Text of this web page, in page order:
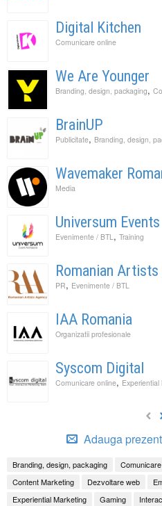
Digital Kitchen
Comunicare online
We Are Younger
Branding, design, packaging,
BrainUP
Publicitate, Branding, design,
Wavemaker
Media
Universum Events
Evenimente / BTL, Training
Romanian Artists
PR, Evenimente / BTL
IAA Romania
Organizatii profesionale
Syscom Digital
Comunicare online, Experiential
Adauga
Branding, design, packaging
Content Marketing
Dezvoltare web
Experiential Marketing
Gaming